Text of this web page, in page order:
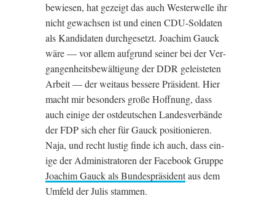
bew­iesen, hat gezeigt das auch West­er­welle ihr
nicht gewach­sen ist und ein­en CDU-Sold­aten
als Kan­did­aten durchge­set­zt. Joachim Gauck
wäre — vor allem auf­grund sein­er bei der Ver­
gan­gen­heits­be­wäl­ti­gung derDDR geleisteten
Arbeit — der weitaus bessere Präsid­ent. Hier
macht mir beson­ders große Hoffnung, dass
auch ein­ige der ostdeutschen Landes­ver­bände
derFDPsich eher für Gauck pos­i­tionier­en.
Naja, und recht lust­ig finde ich auch, dass ein­
ige der Admin­is­tratoren der Face­book Gruppe
Joachim Gauck als Bunde­spräsid­entaus dem
Umfeld der Julis stammen.